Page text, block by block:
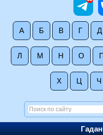
А Б В Г Д
Л М Н О П
Х Ц Ч